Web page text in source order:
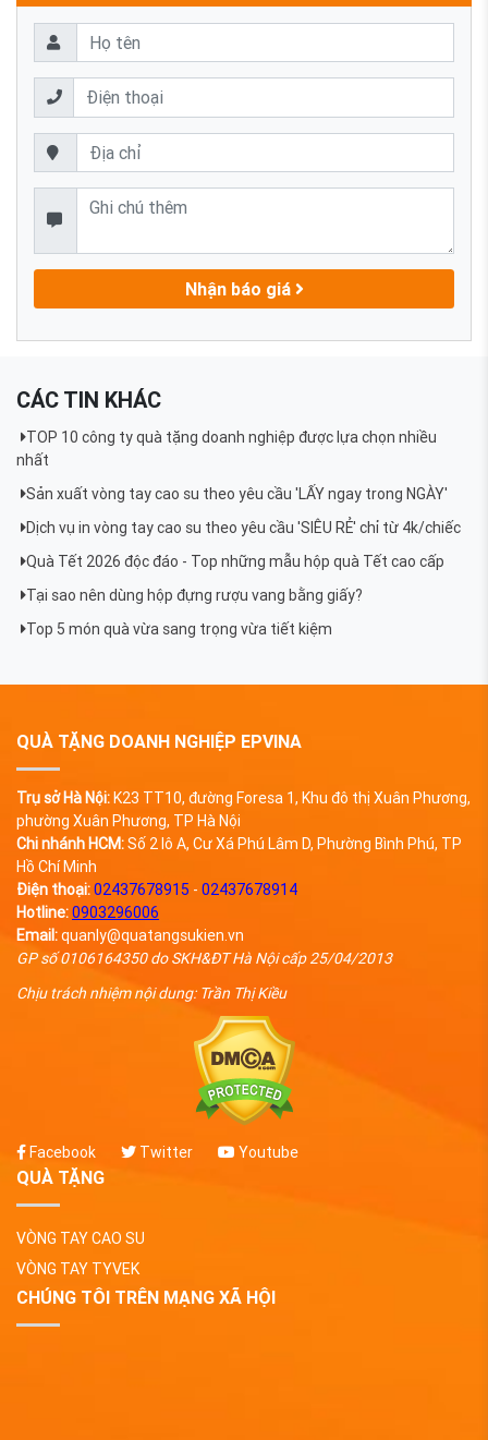
Nhận báo giá
CÁC TIN KHÁC
TOP 10 công ty quà tặng doanh nghiệp được lựa chọn nhiều
nhất
Sản xuất vòng tay cao su theo yêu cầu 'LẤY ngay trong NGÀY'
Dịch vụ in vòng tay cao su theo yêu cầu 'SIÊU RẺ' chỉ từ 4k/chiếc
Quà Tết 2026 độc đáo - Top những mẫu hộp quà Tết cao cấp
Tại sao nên dùng hộp đựng rượu vang bằng giấy?
Top 5 món quà vừa sang trọng vừa tiết kiệm
QUÀ TẶNG DOANH NGHIỆP EPVINA
Trụ sở Hà Nội:K23 TT10, đường Foresa 1, Khu đô thị Xuân Phương,
phường Xuân Phương, TP Hà Nội
Chi nhánh HCM:Số 2 lô A, Cư Xá Phú Lâm D, Phường Bình Phú, TP
Hồ Chí Minh
Điện thoại:02437678915 - 02437678914
Hotline:0903296006
Email:quanly@quatangsukien.vn
GP số 0106164350 do SKH&ĐT Hà Nội cấp 25/04/2013
Chịu trách nhiệm nội dung: Trần Thị Kiều
Facebook Twitter Youtube
QUÀ TẶNG
VÒNG TAY CAO SU
VÒNG TAY TYVEK
CHÚNG TÔI TRÊN MẠNG XÃ HỘI